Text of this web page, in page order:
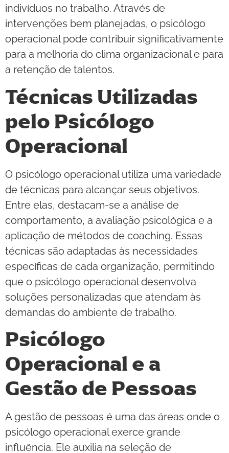
indivíduos no trabalho. Através de
intervenções bem planejadas, o psicólogo
operacional pode contribuir significativamente
para a melhoria do clima organizacional e para
a retenção de talentos.
Técnicas Utilizadas
pelo Psicólogo
Operacional
O psicólogo operacional utiliza uma variedade
de técnicas para alcançar seus objetivos.
Entre elas, destacam-se a análise de
comportamento, a avaliação psicológica e a
aplicação de métodos de coaching. Essas
técnicas são adaptadas às necessidades
específicas de cada organização, permitindo
que o psicólogo operacional desenvolva
soluções personalizadas que atendam às
demandas do ambiente de trabalho.
Psicólogo
Operacional e a
Gestão de Pessoas
A gestão de pessoas é uma das áreas onde o
psicólogo operacional exerce grande
influência. Ele auxilia na seleção de